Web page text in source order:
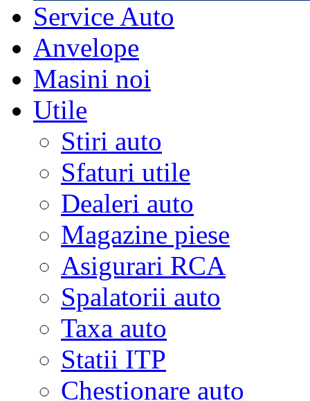
Service Auto
Anvelope
Masini noi
Utile
Stiri auto
Sfaturi utile
Dealeri auto
Magazine piese
Asigurari RCA
Spalatorii auto
Taxa auto
Statii ITP
Chestionare auto